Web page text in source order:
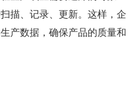
描、记录、更新。这样，企
产数据，确保产品的质量和